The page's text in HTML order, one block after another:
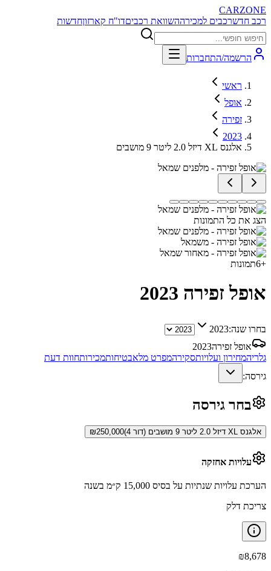
CARZONE
רכב חדשרכבים למכירההשוואת רכביםדו"ח קארזוןחדשות
הרשמה/התחברות
ראשי
אופל
זפירה
2023
אלגנס XL דיזל 2.0 ליטר 9 מושבים
הצג את כל התמונות
+
6תמונות
אופל זפירה 2023
בחרו שנה:2023
אופל זפירה2023
גלריהמחירון ועלויותסקירהמפרט מלאבטיחותמכירותחוות דעת
גירסה:
בחר גירסה
אלגנס XL דיזל 2.0 ליטר 9 מושבים (דור 4) ₪250,000
עלויות אחזקה
הערכת עלויות שנתיות על בסיס 15,000 ק״מ בשנה
צריכת דלק
₪8,678